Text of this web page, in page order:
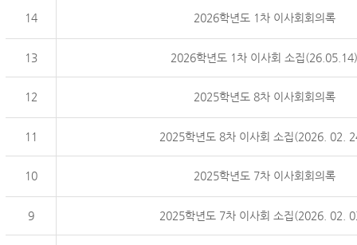
14 2026학년도 1차 이사회회의록
13 2026학년도 1차 이사회 소집(26.05.14)
12 2025학년도 8차 이사회회의록
11 2025학년도 8차 이사회 소집(2026. 02.
10 2025학년도 7차 이사회회의록
9 2025학년도 7차 이사회 소집(2026. 02.